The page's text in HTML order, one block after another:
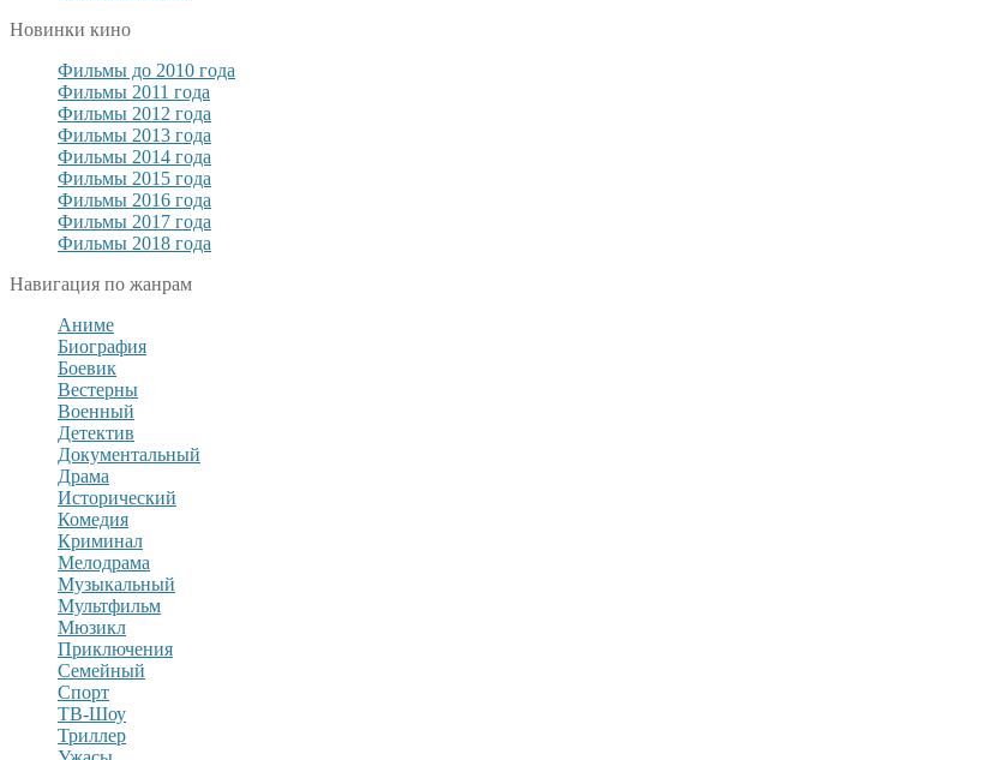
Новинки кино
Фильмы до 2010 года
Фильмы 2011 года
Фильмы 2012 года
Фильмы 2013 года
Фильмы 2014 года
Фильмы 2015 года
Фильмы 2016 года
Фильмы 2017 года
Фильмы 2018 года
Навигация по жанрам
Аниме
Биография
Боевик
Вестерны
Военный
Детектив
Документальный
Драма
Исторический
Комедия
Криминал
Мелодрама
Музыкальный
Мультфильм
Мюзикл
Приключения
Семейный
Спорт
ТВ-Шоу
Триллер